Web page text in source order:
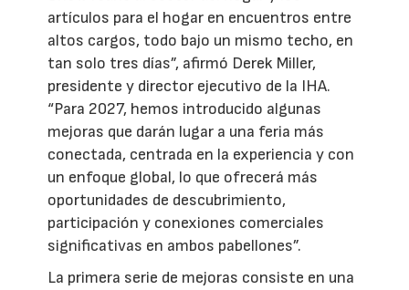
artículos para el hogar en encuentros entre
altos cargos, todo bajo un mismo techo, en
tan solo tres días”, afirmó Derek Miller,
presidente y director ejecutivo de la IHA.
“Para 2027, hemos introducido algunas
mejoras que darán lugar a una feria más
conectada, centrada en la experiencia y con
un enfoque global, lo que ofrecerá más
oportunidades de descubrimiento,
participación y conexiones comerciales
significativas en ambos pabellones”.
La primera serie de mejoras consiste en una